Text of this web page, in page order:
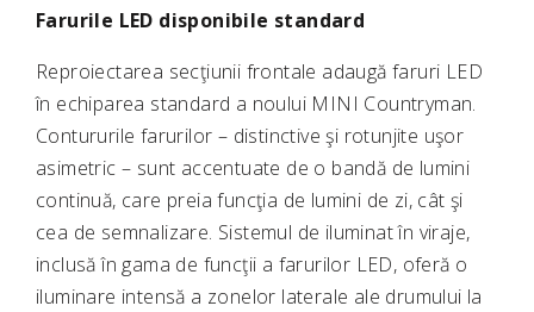
Farurile LED disponibile standard
Reproiectarea secţiunii frontale adaugă faruri LED
în echiparea standard a noului MINI Countryman.
Contururile farurilor – distinctive şi rotunjite uşor
asimetric – sunt accentuate de o bandă de lumini
continuă, care preia funcţia de lumini de zi, cât şi
cea de semnalizare. Sistemul de iluminat în viraje,
inclusă în gama de funcţii a farurilor LED, oferă o
iluminare intensă a zonelor laterale ale drumului la